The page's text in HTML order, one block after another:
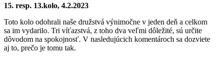
15. resp. 13.kolo, 4.2.2023
Toto kolo odohrali naše družstvá výnimočne v jeden deň a celkom
sa im vydarilo. Tri víťazstvá, z toho dva veľmi dôležité, sú určite
dôvodom na spokojnosť. V nasledujúcich komentároch sa dozviete
aj to, prečo je tomu tak.